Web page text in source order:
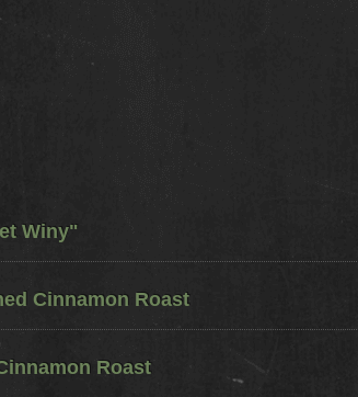
Winy"
Cinnamon Roast
Roast